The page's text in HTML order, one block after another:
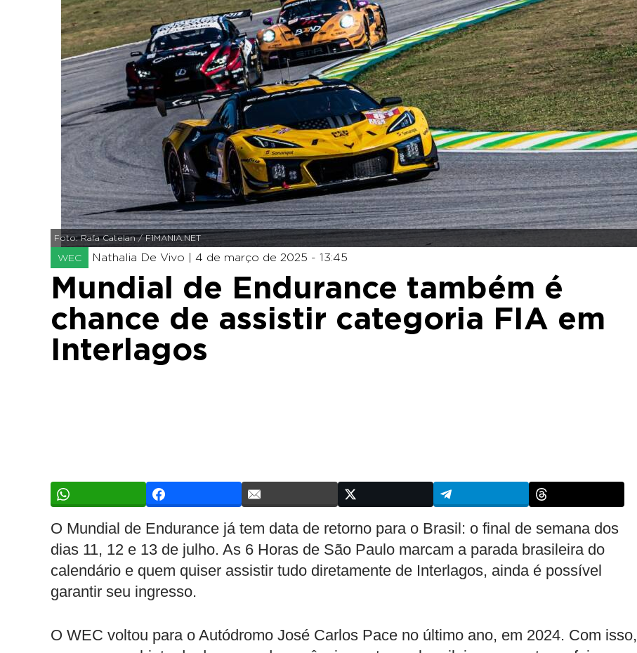
Foto: Rafa Catelan / F1MANIA.NET
WEC Nathalia De Vivo | 4 de março de 2025 - 13:45
Mundial de Endurance também é
chance de assistir categoria FIA em
Interlagos
O Mundial de Endurance já tem data de retorno para o Brasil: o final de semana dos
dias 11, 12 e 13 de julho. As 6 Horas de São Paulo marcam a parada brasileira do
calendário e quem quiser assistir tudo diretamente de Interlagos, ainda é possível
garantir seu ingresso.
O WEC voltou para o Autódromo José Carlos Pace no último ano, em 2024. Com isso,